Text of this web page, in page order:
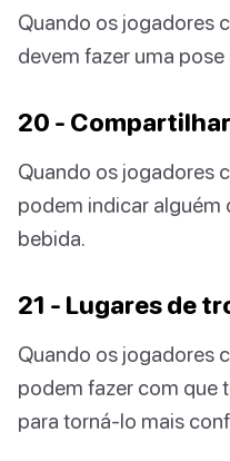
Quando os jogadores
devem fazer uma
20 -
Quando os jogadores
podem indicar alguém
bebida.
21 - Lugares de
Quando os jogadores
podem fazer com que
para torná-lo mais